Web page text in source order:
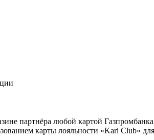
партнёра любой картой Газпромбанка
карты лояльности «Kari Сlub»